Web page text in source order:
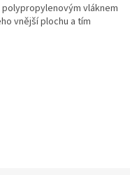
vláknem
vnější plochu a tím